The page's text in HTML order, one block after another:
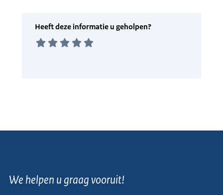
We helpen u graag vooruit!